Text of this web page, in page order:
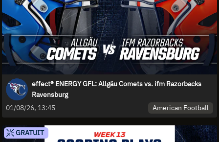
effect® ENERGY GFL: Allgäu Comets vs. ifm Razorbacks
Ravensburg
01/08/26, 13:45
American Football
GRATUIT